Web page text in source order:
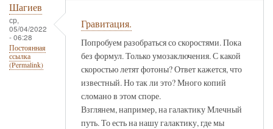
Шагиев
ср,
05/04/2022
- 06:28
Постоянная
ссылка
(Permalink)
Гравитация.
Попробуем разобраться со скоростями. Пока
без формул. Только умозаключения. С какой
скоростью летят фотоны? Ответ кажется, что
известный. Но так ли это? Много копий
сломано в этом споре.
Взглянем, например, на галактику Млечный
путь. То есть на нашу галактику, где мы